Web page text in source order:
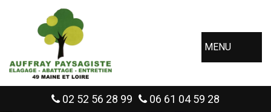
MENU
02 52 56 28 99 06 61 04 59 28